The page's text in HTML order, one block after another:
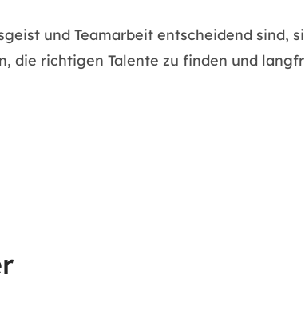
und Teamarbeit entscheidend sind,
die richtigen Talente zu finden und